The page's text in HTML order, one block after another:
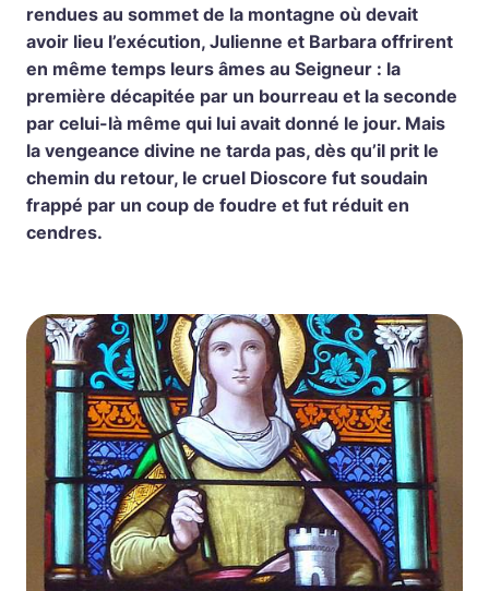
rendues au sommet de la montagne où devait
avoir lieu l’exécution, Julienne et Barbara offrirent
en même temps leurs âmes au Seigneur : la
première décapitée par un bourreau et la seconde
par celui-là même qui lui avait donné le jour. Mais
la vengeance divine ne tarda pas, dès qu’il prit le
chemin du retour, le cruel Dioscore fut soudain
frappé par un coup de foudre et fut réduit en
cendres.